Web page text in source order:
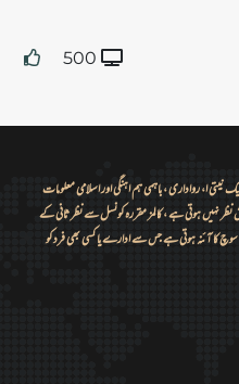
500
ا، رواداری ، باہمی ہم اہنگی اور اسلامی معلومات
نہیں ہوتی ہے ، کالمز مقررہ کونسل سے نظر ثانی کے
کا آئنہ ہوتی ہے جس سے ادارے یا کسی بھی فرد کو